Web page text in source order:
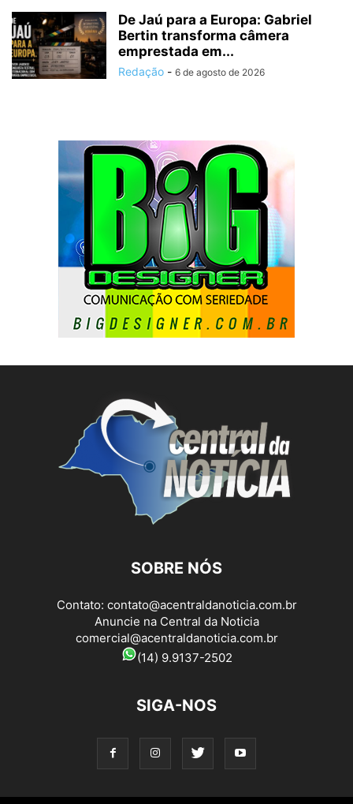
De Jaú para a Europa: Gabriel
Bertin transforma câmera
emprestada em...
Redação - 6 de agosto de 2026
SOBRE NÓS
Contato: contato@acentraldanoticia.com.br
Anuncie na Central da Noticia
comercial@acentraldanoticia.com.br
(14) 9.9137-2502
SIGA-NOS